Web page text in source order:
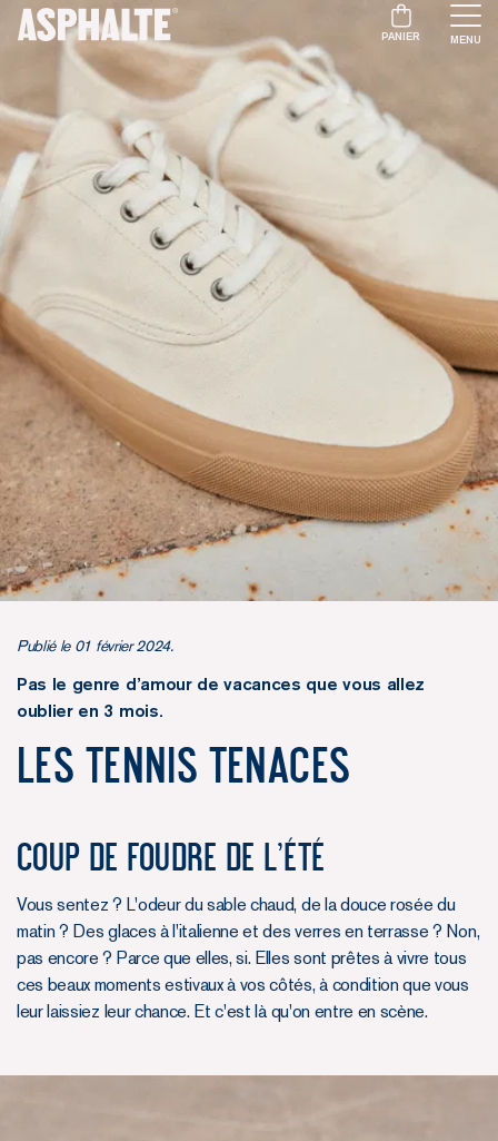
PANIER MENU
Publié le 01 février 2024.
Pas le genre d’amour de vacances que vous allez
oublier en 3 mois.
Les Tennis Tenaces
COUP DE FOUDRE DE L’ÉTÉ
Vous sentez ? L'odeur du sable chaud, de la douce rosée du
matin ? Des glaces à l'italienne et des verres en terrasse ? Non,
pas encore ? Parce que elles, si. Elles sont prêtes à vivre tous
ces beaux moments estivaux à vos côtés, à condition que vous
leur laissiez leur chance. Et c'est là qu'on entre en scène.